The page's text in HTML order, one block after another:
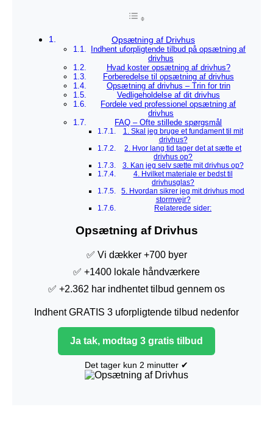
Opsætning af Drivhus
Indhent uforpligtende tilbud på opsætning af
drivhus
Hvad koster opsætning af drivhus?
Forberedelse til opsætning af drivhus
Opsætning af drivhus – Trin for trin
Vedligeholdelse af dit drivhus
Fordele ved professionel opsætning af
drivhus
FAQ – Ofte stillede spørgsmål
1. Skal jeg bruge et fundament til mit
drivhus?
2. Hvor lang tid tager det at sætte et
drivhus op?
3. Kan jeg selv sætte mit drivhus op?
4. Hvilket materiale er bedst til
drivhusglas?
5. Hvordan sikrer jeg mit drivhus mod
stormvejr?
Relaterede sider:
Opsætning af Drivhus
✅ Vi dækker +700 byer
✅ +1400 lokale håndværkere
✅ +2.362 har indhentet tilbud gennem os
Indhent GRATIS 3 uforpligtende tilbud nedenfor
Ja tak, modtag 3 gratis tilbud
Det tager kun 2 minutter ✔